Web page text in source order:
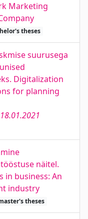
Marketing
theses
suurusega
Digitalization
for planning
18.01.2021
näitel.
in business: An
industry
theses